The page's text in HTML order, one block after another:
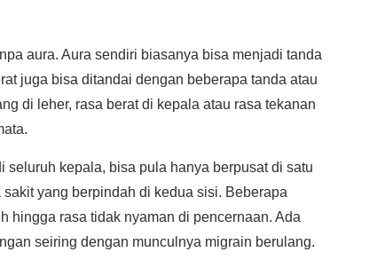
aura. Aura sendiri biasanya bisa menjadi tanda
juga bisa ditandai dengan beberapa tanda atau
di leher, rasa berat di kepala atau rasa tekanan
kepala, bisa pula hanya berpusat di satu
yang berpindah di kedua sisi. Beberapa
hingga rasa tidak nyaman di pencernaan. Ada
seiring dengan munculnya migrain berulang.